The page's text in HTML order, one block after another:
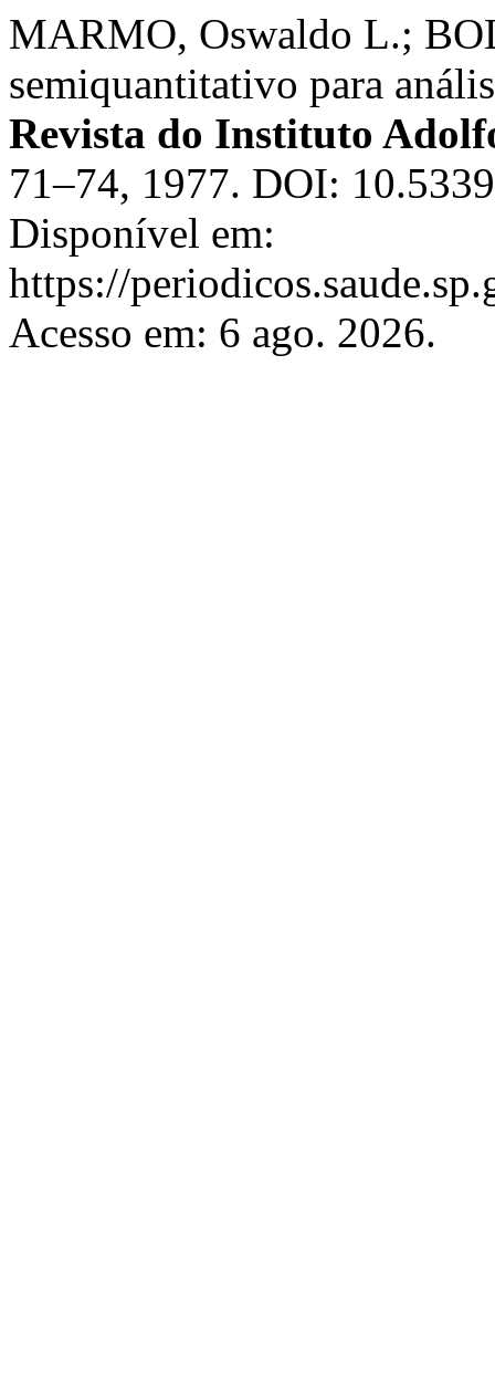
MARMO, Oswaldo L.;
semiquantitativo para
Revista do Instituto
71–74, 1977. DOI:
Disponível em:
https://
Acesso em: 6 ago. 2026.